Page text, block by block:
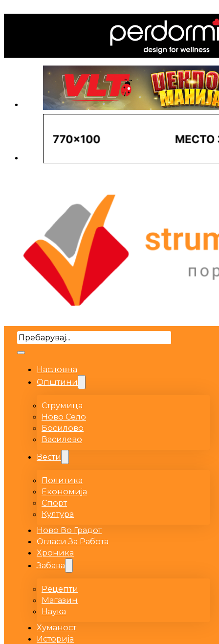
Search
Насловна
Општини
Струмица
Ново Село
Босилово
Василево
Вести
Политика
Економија
Спорт
Култура
Ново Во Градот
Огласи За Работа
Хроника
Забава
Рецепти
Магазин
Наука
Хуманост
Историја